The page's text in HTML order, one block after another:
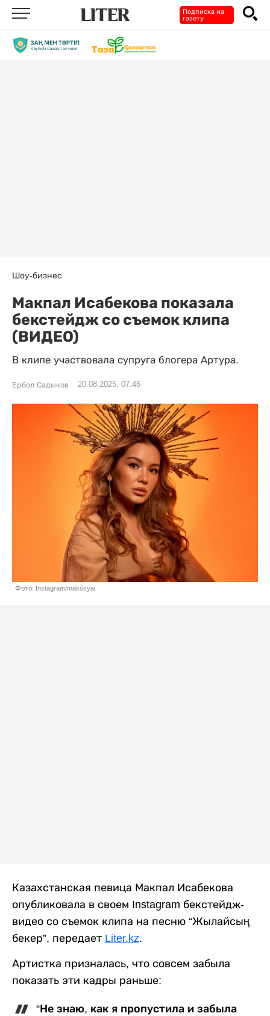
Подписка на
газету
Шоу-бизнес
Макпал Исабекова показала
бекстейдж со съемок клипа
(ВИДЕО)
В клипе участвовала супруга блогера Артура.
Ербол Садыков 20.08.2025, 07:46
Фото: Instagram/makosyai
Казахстанская певица Макпал Исабекова
опубликовала в своем Instagram бекстейдж-
видео со съемок клипа на песню “Жылайсың
бекер”, передает Liter.kz.
Артистка призналась, что совсем забыла
показать эти кадры раньше:
“Не знаю, как я пропустила и забыла